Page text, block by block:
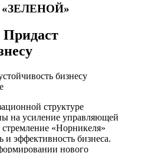
«ЗЕЛЕНОЙ»
структуре
на усиление управляющей
«Норникеля»
и эффективность бизнеса.
нового